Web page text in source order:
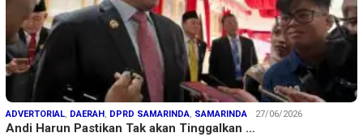
ADVERTORIAL, DAERAH , DPRD SAMARINDA, SAMARINDA 27/06/2026
Andi Harun Pastikan Tak akan Tinggalkan …